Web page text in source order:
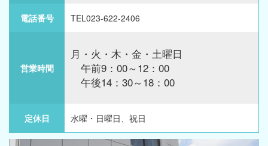
電話番号 TEL023-622-2406
営業時間
月・火・木・金・土曜日
午前9：00～12：00
午後14：30～18：00
定休日 水曜・日曜日、祝日